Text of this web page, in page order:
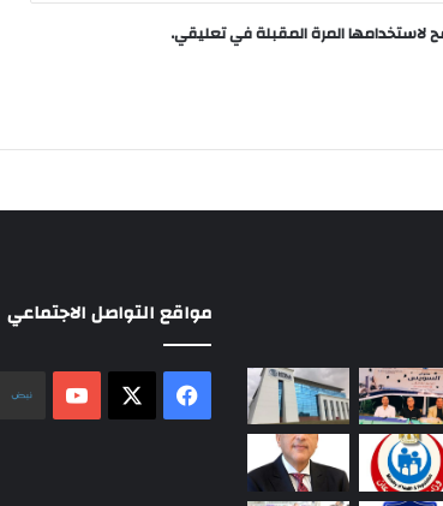
لاستخدامها المرة المقبلة في تعليقي.
مواقع التواصل الاجتماعي
فيسبوك
‫X
‫YouTube